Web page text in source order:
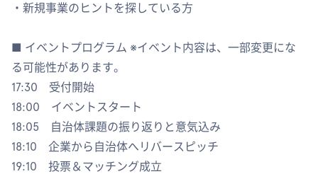
・新規事業のヒントを探している方
■ イベントプログラム ※イベント内容は、一部変更にな
る可能性があります。
17:30 受付開始
18:00 イベントスタート
18:05 自治体課題の振り返りと意気込み
18:10 企業から自治体へリバースピッチ
19:10 投票＆マッチング成立